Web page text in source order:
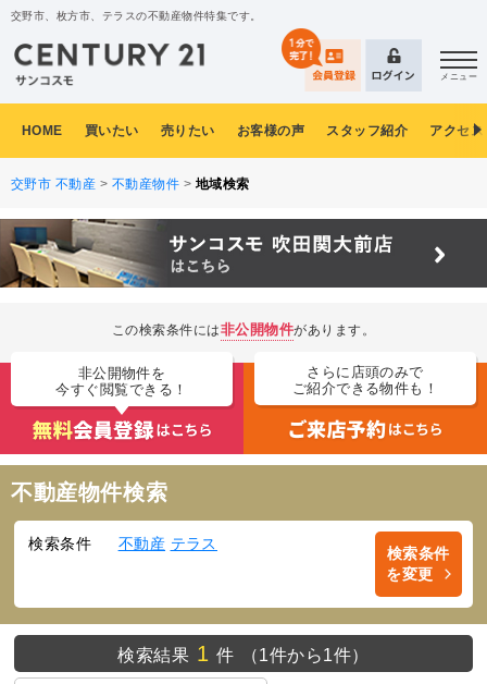
交野市、枚方市、テラスの不動産物件特集です。
メニュー
HOME 買いたい 売りたい お客様の声 スタッフ紹介 アクセ
交野市 不動産 > 不動産物件 > 地域検索
この検索条件には非公開物件があります。
非公開物件を
今すぐ閲覧できる！
さらに店頭のみで
ご紹介できる物件も！
不動産物件検索
検索条件 不動産 テラス
検索条件
を変更
検索結果 1 件 （1件から1件）